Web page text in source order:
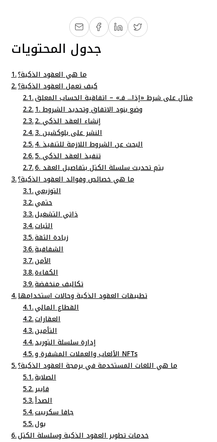
جدول المحتويات
ما هي العقود الذكية؟
كيف تعمل العقود الذكية؟
مثال على شرط «إذا... فـ» – اتفاقية الحساب المعلق
1. وضع بنود الاتفاق وتحديد الشروط
2. إنشاء العقد الذكي
3. النشر على بلوكشين
4. البحث عن الشروط اللازمة للتنفيذ
5. تنفيذ العقد الذكي
6. يتم تحديث سلسلة الكتل بتفاصيل العقد
ما هي خصائص وفوائد العقود الذكية؟
التوزيعي
حتمي
ذاتي التشغيل
الثبات
زيادة الثقة
الشفافية
الأمن
الكفاءة
تكاليف منخفضة
تطبيقات العقود الذكية وحالات استخدامها
القطاع المالي
العقارات
التأمين
إدارة سلسلة التوريد
الألعاب والعملات المشفرة و NFTs
ما هي اللغات المستخدمة في برمجة العقود الذكية؟
الصلابة
فايبر
الصدأ
جافا سكريبت
يول
خدمات تطوير العقود الذكية وسلسلة الكتل